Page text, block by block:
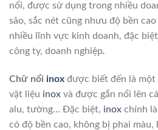
nổi, được sử dụng trong nhiều
sảo, sắc nét cũng nhưu độ bền
nhiều lĩnh vực kinh doanh, đặc
công ty, doanh nghiệp.
Chữ nổi inox được biết đến là
vật liệu inox và được gắn nổi lên
alu, tường… Đặc biệt, inox chính
có độ bền cao, không bị phai